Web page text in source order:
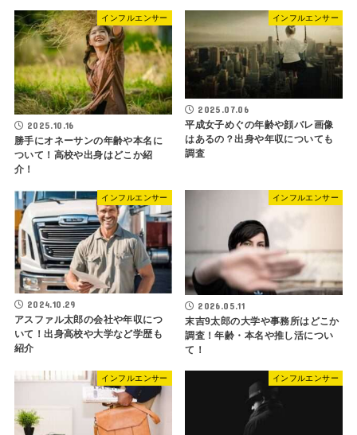
インフルエンサー
2025.10.16
勝手にオネーサンの年齢や本名に
ついて！高校や出身はどこか紹
介！
インフルエンサー
2025.07.06
平成女子めぐの年齢や顔バレ画像
はあるの？出身や年収についても
調査
インフルエンサー
2024.10.29
アスファル太郎の会社や年収につ
いて！出身高校や大学など学歴も
紹介
インフルエンサー
2026.05.11
末吉9太郎の大学や事務所はどこか
調査！年齢・本名や推し活につい
て！
インフルエンサー インフルエンサー